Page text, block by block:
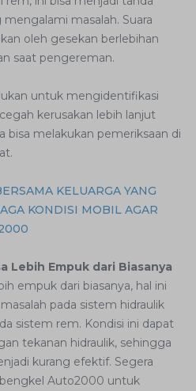
masalah. Suara
oleh gesekan berlebihan
saat pengereman.
untuk mengidentifikasi
kerusakan lebih lanjut
bisa melakukan pemeriksaan di
KELUARGA YANG
KONDISI MOBIL AGAR
Lebih Empuk dari Biasanya
empuk dari biasanya, hal ini
pada sistem hidraulik
sistem rem. Kondisi ini dapat
tekanan hidraulik, sehingga
kurang efektif. Segera
Auto2000 untuk